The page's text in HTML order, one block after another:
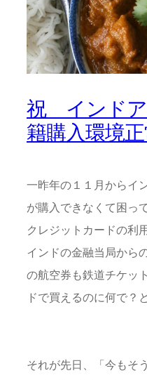
祝 インドア
籍購入環境正
一昨年の１１月からイ
が購入できなくて困っ
クレジットカードの利
インドの金融当局から
の航空券も鉄道チケッ
ドで買えるのに何で？
それが先日、「今もそ